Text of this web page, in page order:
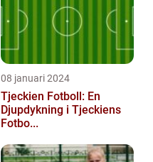
08 januari 2024
Tjeckien Fotboll: En
Djupdykning i Tjeckiens
Fotbo...